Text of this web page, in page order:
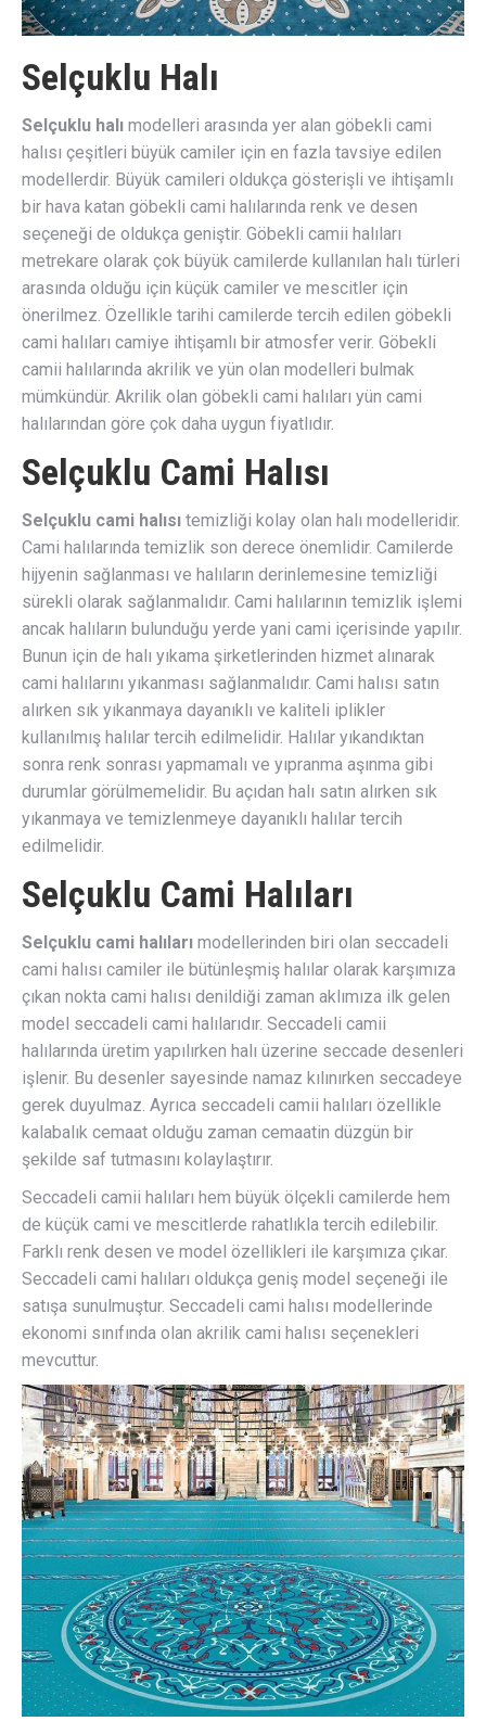
Selçuklu Halı
Selçuklu halı modelleri arasında yer alan göbekli cami
halısı çeşitleri büyük camiler için en fazla tavsiye edilen
modellerdir. Büyük camileri oldukça gösterişli ve ihtişamlı
bir hava katan göbekli cami halılarında renk ve desen
seçeneği de oldukça geniştir. Göbekli camii halıları
metrekare olarak çok büyük camilerde kullanılan halı türleri
arasında olduğu için küçük camiler ve mescitler için
önerilmez. Özellikle tarihi camilerde tercih edilen göbekli
cami halıları camiye ihtişamlı bir atmosfer verir. Göbekli
camii halılarında akrilik ve yün olan modelleri bulmak
mümkündür. Akrilik olan göbekli cami halıları yün cami
halılarından göre çok daha uygun fiyatlıdır.
Selçuklu Cami Halısı
Selçuklu cami halısı temizliği kolay olan halı modelleridir.
Cami halılarında temizlik son derece önemlidir. Camilerde
hijyenin sağlanması ve halıların derinlemesine temizliği
sürekli olarak sağlanmalıdır. Cami halılarının temizlik işlemi
ancak halıların bulunduğu yerde yani cami içerisinde yapılır.
Bunun için de halı yıkama şirketlerinden hizmet alınarak
cami halılarını yıkanması sağlanmalıdır. Cami halısı satın
alırken sık yıkanmaya dayanıklı ve kaliteli iplikler
kullanılmış halılar tercih edilmelidir. Halılar yıkandıktan
sonra renk sonrası yapmamalı ve yıpranma aşınma gibi
durumlar görülmemelidir. Bu açıdan halı satın alırken sık
yıkanmaya ve temizlenmeye dayanıklı halılar tercih
edilmelidir.
Selçuklu Cami Halıları
Selçuklu cami halıları modellerinden biri olan seccadeli
cami halısı camiler ile bütünleşmiş halılar olarak karşımıza
çıkan nokta cami halısı denildiği zaman aklımıza ilk gelen
model seccadeli cami halılarıdır. Seccadeli camii
halılarında üretim yapılırken halı üzerine seccade desenleri
işlenir. Bu desenler sayesinde namaz kılınırken seccadeye
gerek duyulmaz. Ayrıca seccadeli camii halıları özellikle
kalabalık cemaat olduğu zaman cemaatin düzgün bir
şekilde saf tutmasını kolaylaştırır.
Seccadeli camii halıları hem büyük ölçekli camilerde hem
de küçük cami ve mescitlerde rahatlıkla tercih edilebilir.
Farklı renk desen ve model özellikleri ile karşımıza çıkar.
Seccadeli cami halıları oldukça geniş model seçeneği ile
satışa sunulmuştur. Seccadeli cami halısı modellerinde
ekonomi sınıfında olan akrilik cami halısı seçenekleri
mevcuttur.